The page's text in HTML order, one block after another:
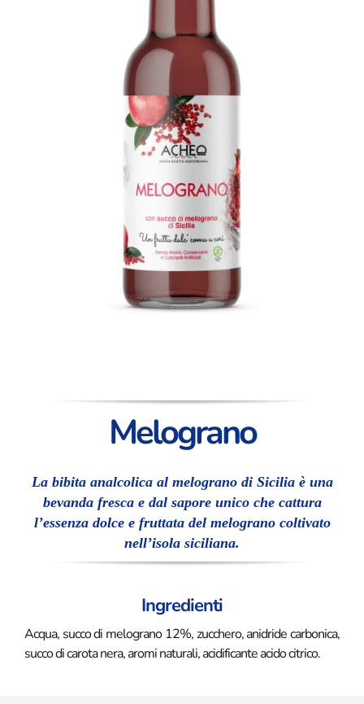
Melograno
La bibita analcolica al melograno di Sicilia è una
bevanda fresca e dal sapore unico che cattura
l’essenza dolce e fruttata del melograno coltivato
nell’isola siciliana.
Ingredienti
Acqua, succo di melograno 12%, zucchero, anidride carbonica,
succo di carota nera, aromi naturali, acidificante acido citrico.